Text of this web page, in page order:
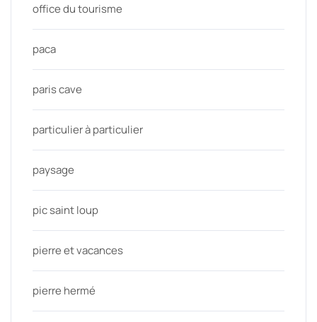
office du tourisme
paca
paris cave
particulier à particulier
paysage
pic saint loup
pierre et vacances
pierre hermé